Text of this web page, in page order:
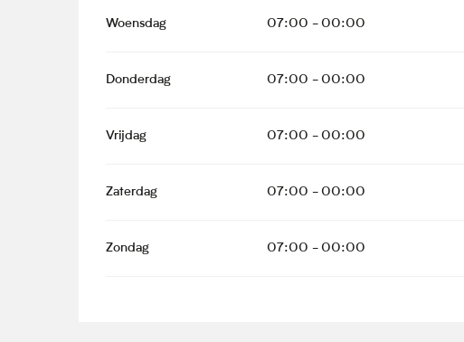
Woensdag 07:00 - 00:00
Donderdag 07:00 - 00:00
Vrijdag 07:00 - 00:00
Zaterdag 07:00 - 00:00
Zondag 07:00 - 00:00